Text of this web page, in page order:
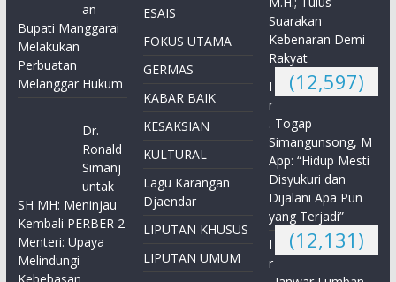
an
Bupati Manggarai
Melakukan
Perbuatan
Melanggar Hukum
Dr.
Ronald
Simanj
untak
SH MH: Meninjau
Kembali PERBER 2
Menteri: Upaya
Melindungi
ESAIS
FOKUS UTAMA
GERMAS
KABAR BAIK
KESAKSIAN
KULTURAL
Lagu Karangan
Djaendar
LIPUTAN KHUSUS
LIPUTAN UMUM
Suarakan
Kebenaran Demi
Rakyat
(12,597)
I
r
. Togap
Simangunsong, M
App: “Hidup Mesti
Disyukuri dan
Dijalani Apa Pun
yang Terjadi”
(12,131)
I
r